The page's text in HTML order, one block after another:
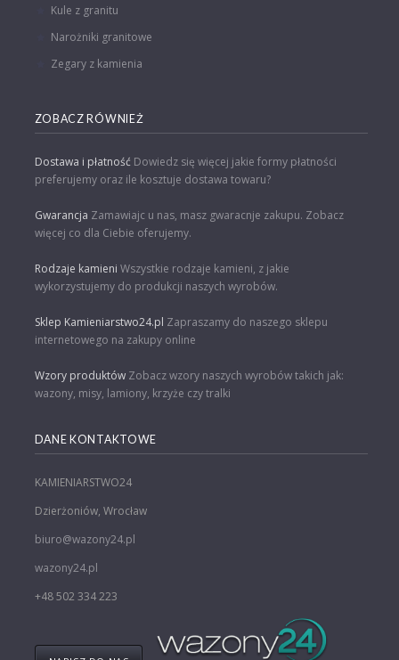
Kule z granitu
Narożniki granitowe
Zegary z kamienia
ZOBACZ RÓWNIEŻ
Dostawa i płatnośćDowiedz się więcej jakie formy płatności
preferujemy oraz ile kosztuje dostawa towaru?
Gwarancja Zamawiajc u nas, masz gwaracnje zakupu. Zobacz
więcej co dla Ciebie oferujemy.
Rodzaje kamieni Wszystkie rodzaje kamieni, z jakie
wykorzystujemy do produkcji naszych wyrobów.
Sklep Kamieniarstwo24.pl Zapraszamy do naszego sklepu
internetowego na zakupy online
Wzory produktówZobacz wzory naszych wyrobów takich jak:
wazony, misy, lamiony, krzyże czy tralki
DANE KONTAKTOWE
KAMIENIARSTWO24
Dzierżoniów, Wrocław
biuro@wazony24.pl
wazony24.pl
+48 502 334 223